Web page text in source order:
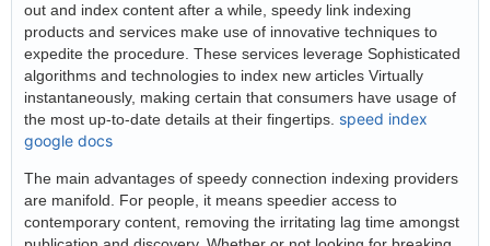
out and index content after a while, speedy link indexing
products and services make use of innovative techniques to
expedite the procedure. These services leverage Sophisticated
algorithms and technologies to index new articles Virtually
instantaneously, making certain that consumers have usage of
the most up-to-date details at their fingertips. speed index
google docs
The main advantages of speedy connection indexing providers
are manifold. For people, it means speedier access to
contemporary content, removing the irritating lag time amongst